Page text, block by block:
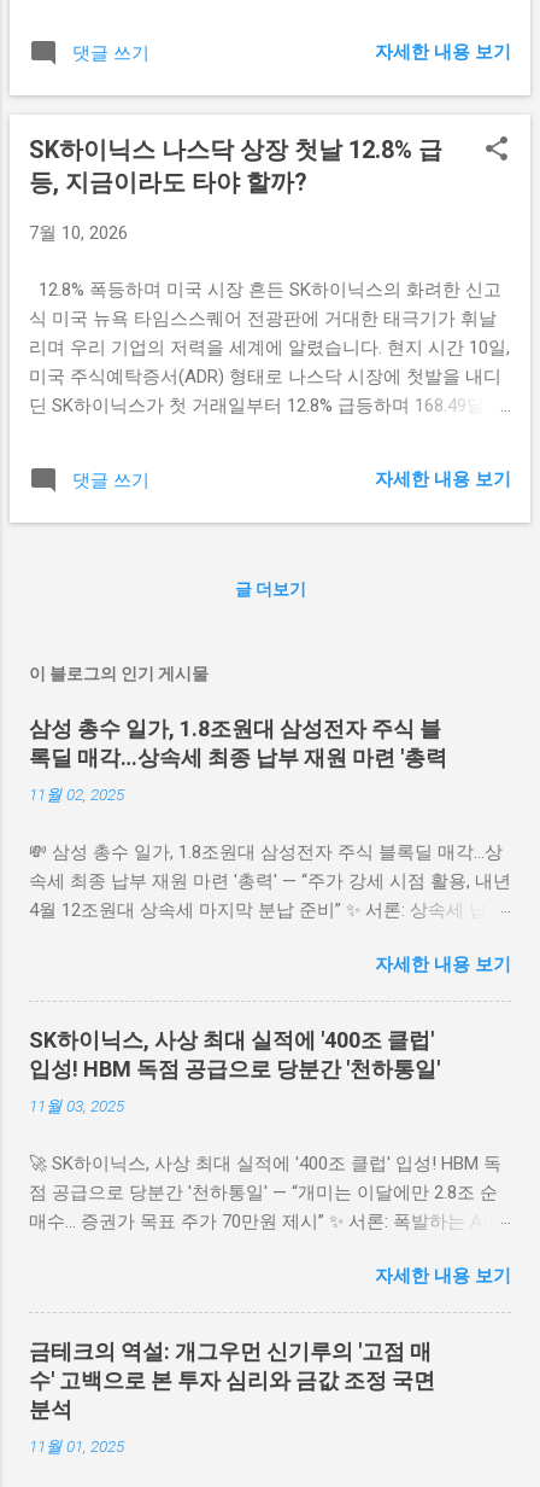
에서 비싸게 거래되는 게 한국에 있는 내 주식과 무슨 상관이
게 아주 강력한 '안전마진'이자 호재로 작용합니다. 동일한 경
이를 일치시키려는 차익거래(아비트리지) 세력이 움직이게
됩니다. 즉, 상대적으로 저렴한 한국 보통주를 매수하려는 외
매우 커집니다. 미국 시장이...
후 환율이 다시 반등했을 때 세금 없는 '환차익'을 노리겠다는
영리한 계산이 깔려 있습니다. 기업의 결제 대금 확보와 개인
의 재테크 심리 결합 이번 9조 원 급증의 주역은 수출입 대금
인 투자자들입니다. 특히 증권사들이 파생상품 거래를 위해
예치하는 유지증거금 성격의 달러와 대기업의 경상대금 수취
스마트한 환테크 자금까지 더해지면서 시중은행의 외화 곳간
예금의 실질적 실익 개인 투자자 입장에서 달러예금이 매력
적인 가장 큰 이유는 바로 '비과세 혜택'에 있습니다. 일반 예
적금 이자에는 15.4%의 이자소득세가 붙지만, 달러예금을 통
해 얻은 환차익에는 세금이 단 1원도 붙지 않기 때문이지요.
금융소득종합과세 대상에서도 제외되므로, 자산가들은 물론
자산 대피소가 되어줍니다. 금융레버리지의 시선으로 바라본
달러예금 금융레버리지(Financial Leverage)란 타인의 자본을
지렛대 삼아 나의 자기자본 수익률을 극대화하는 전략을 뜻
산을 쌓아둔다"는 개념을 넘어, 미래의 더 큰 '투자 레버리
대표적인 역방향 자산이지요. 현재 환율이 ...
댓글 쓰기 자세한 내용 보기
SK하이닉스 나스닥 상장 첫날 12.8% 급
등, 지금이라도 타야 할까?
7월 10, 2026
12.8% 폭등하며 미국 시장 흔든 SK하이닉스의 화려한 신고
식 미국 뉴욕 타임스스퀘어 전광판에 거대한 태극기가 휘날
리며 우리 기업의 저력을 세계에 알렸습니다. 현지 시간 10일,
미국 주식예탁증서(ADR) 형태로 나스닥 시장에 첫발을 내디
딘 SK하이닉스가 첫 거래일부터 12.8% 급등하며 168.49달러
며 월가 투자자들의 뜨거운 관심을 한 몸에 받았지요. 공모가
인 149달러를 훌쩍 뛰어넘는 이번 흥행은 외국 기업의 미국
IPO 역사상 역대급 규모인 약 43조 원(281억 달러)의 자금을
에서 HBM(고대역폭메모리) 수요가 폭발하는 타이밍을 완벽
뷔와 무관하지 않아 보입니다. 금융레버리지의 시선으로 바
서는 이번 나스닥 상장을 단순한 주가 상승 이벤트로만 봐서
는 안 됩니다. 우리는 기업이 조달한 거대한 자금이 어떤 '지
반도체 신규 설비 투자에 집중적으로 투입할 전망입니다. 대
규모 자본 거치와 설비 투자는 향후 고부가가치 제품의 압도
적인 시장 점유율로 이어져 기업 가치를 몇 배로 증폭시키는
강력한 금융레버리지로 작용하게 되지요. 개인 투자자 입장
에서는 회사의 기초체력이 급격히 강화되는 과정을 실시간으
씬 가파르게 상승하며 주주들에게 커다란 실익을 안겨다 줍
니다. 동학개미가 주목해야 할 국내 주가 영향과 똑똑한 대응
법 미국에서 쏘아 올린 신호탄 덕분에 국내 반도체 시장에도
댓글 쓰기 자세한 내용 보기
글 더보기
이 블로그의 인기 게시물
삼성 총수 일가, 1.8조원대 삼성전자 주식 블
록딜 매각…상속세 최종 납부 재원 마련 '총력
11월 02, 2025
💸 삼성 총수 일가, 1.8조원대 삼성전자 주식 블록딜 매각…상
속세 최종 납부 재원 마련 '총력' — “주가 강세 시점 활용, 내년
4월 12조원대 상속세 마지막 분납 준비” ✨ 서론: 상속세 납부
부터 물려받은 재산에 대한 **12조 원 규모의 상속세** 납부
를 마무리하기 위한 재원 마련에 박차를 가하고 있습니다. 홍
라희 리움미술관 명예관장과 이부진 호텔신라 사장, 이서현
삼성물산 사장이 오늘(30일) 장 종료 후 **약 1조 8천억 원 규
모의 삼성전자 주식**을 시간외대량매매(블록딜) 방식으로
매각한다고 밝혔습니다. 이번 매각은 **상속세 분할 납부와
는 만큼, 그 배경과 시장에 미치는 영향에 관심이 쏠리고 있습
니다. 💰 1. 총 1조 8,442억 원 규모의 블록딜 세부 내역 이번
블록딜은 홍라희 명예관장 외 두 사장이 보유한 삼성전자 주
주가가 메모리 반도체 업황 회복 기대감에 힘입어 **5개월 만
에 두 배 가까이 급등**하여 장중 신고가를 경신한 시점을 활
용한 것으로 풀이됩니다. 매각 주체 처분 물량 (주) 거래 후 지
분율 **홍라희 명예관장** 1,000만 주 1.49% **이부진 사장**
600만 주 0.71% ...
자세한 내용 보기
SK하이닉스, 사상 최대 실적에 '400조 클럽'
입성! HBM 독점 공급으로 당분간 '천하통일'
11월 03, 2025
🚀 SK하이닉스, 사상 최대 실적에 '400조 클럽' 입성! HBM 독
점 공급으로 당분간 '천하통일' — “개미는 이달에만 2.8조 순
매수... 증권가 목표 주가 70만원 제시” ✨ 서론: 폭발하는 AI 수
입어 SK하이닉스가 '역대급' 실적을 기록하며 국내 증시를 이
끌고 있습니다. 29일 SK하이닉스는 전일 대비 7.1% 급등한
**55만 8,000원**에 마감하며 **사상 최고가**를 경신했고,
시가총액은 사상 처음으로 **400조 원**을 돌파하는 기염을
토했습니다. 한 달 새 주가가 60% 넘게 폭등하자, 일찍이 투자
한 개인투자자들의 **'400% 수익 인증글'**까지 화제가 되고
있습니다. SK하이닉스의 이러한 폭발적인 상승세의 배경인
자세한 내용 보기
금테크의 역설: 개그우먼 신기루의 '고점 매
수' 고백으로 본 투자 심리와 금값 조정 국면
분석
11월 01, 2025